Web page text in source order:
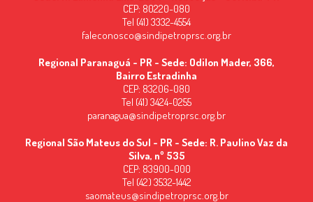
CEP: 80220-080
Tel (41) 3332-4554
faleconosco@sindipetroprsc.org.br
Regional Paranaguá - PR - Sede: Odilon Mader, 366,
Bairro Estradinha
CEP: 83206-080
Tel (41) 3424-0255
paranagua@sindipetroprsc.org.br
Regional São Mateus do Sul - PR - Sede: R. Paulino Vaz da
Silva, nº 535
CEP: 83900-000
Tel (42) 3532-1442
saomateus@sindipetroprsc.org.br